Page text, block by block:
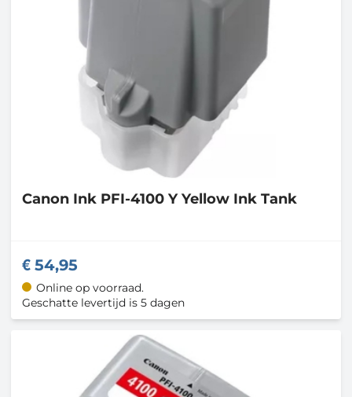
Canon Ink PFI-4100 Y Yellow Ink Tank
54,95
Online op voorraad.
Geschatte levertijd is 5 dagen